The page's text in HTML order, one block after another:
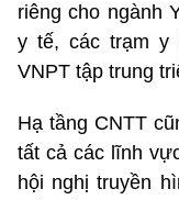
riêng cho ngành
y tế, các trạm y
VNPT tập trung
Hạ tầng CNTT
tất cả các lĩnh
hội nghị truyền